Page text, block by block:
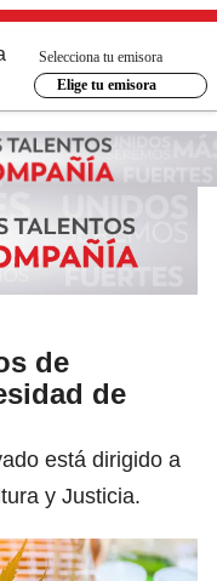
Selecciona tu emisora
Elige tu emisora
de
de
está dirigido a
y Justicia.